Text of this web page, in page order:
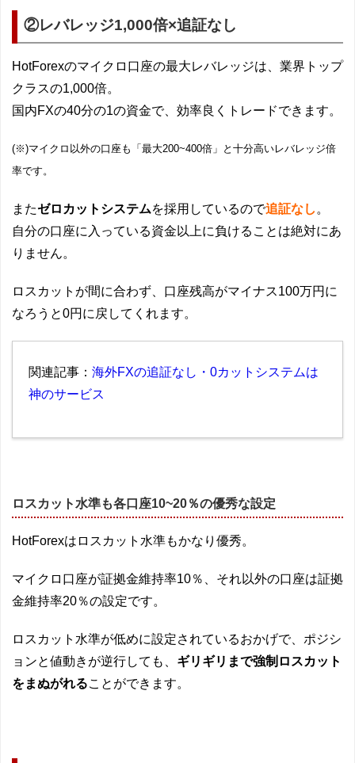
②レバレッジ1,000倍×追証なし
HotForexのマイクロ口座の最大レバレッジは、業界トップ
クラスの1,000倍。
国内FXの40分の1の資金で、効率良くトレードできます。
(※)マイクロ以外の口座も「最大200~400倍」と十分高いレバレッジ倍
率です。
またゼロカットシステムを採用しているので追証なし 。
自分の口座に入っている資金以上に負けることは絶対にあ
りません。
ロスカットが間に合わず、口座残高がマイナス100万円に
なろうと0円に戻してくれます。
関連記事： 海外FXの追証なし・0カットシステムは
神のサービス
ロスカット水準も各口座10~20％の優秀な設定
HotForexはロスカット水準もかなり優秀。
マイクロ口座が証拠金維持率10％、それ以外の口座は証拠
金維持率20％の設定です。
ロスカット水準が低めに設定されているおかげで、ポジシ
ョンと値動きが逆行しても、 ギリギリまで強制ロスカット
をまぬがれることができます。